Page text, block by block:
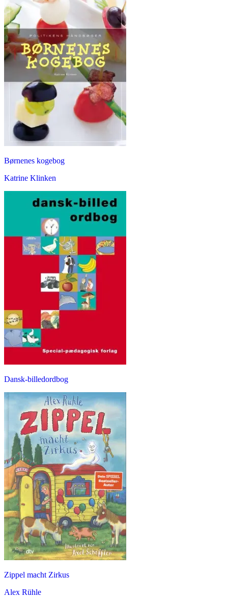
Børnenes kogebog
Katrine Klinken
Dansk-billedordbog
Zippel macht Zirkus
Alex Rühle